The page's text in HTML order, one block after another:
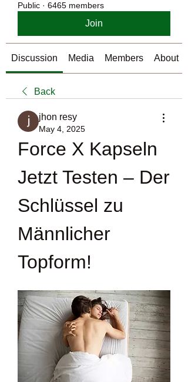
Public · 6465 members
Join
Discussion Media Members About
Back
jhon resy
May 4, 2025
Force X Kapseln
Jetzt Testen – Der
Schlüssel zu
Männlicher
Topform!